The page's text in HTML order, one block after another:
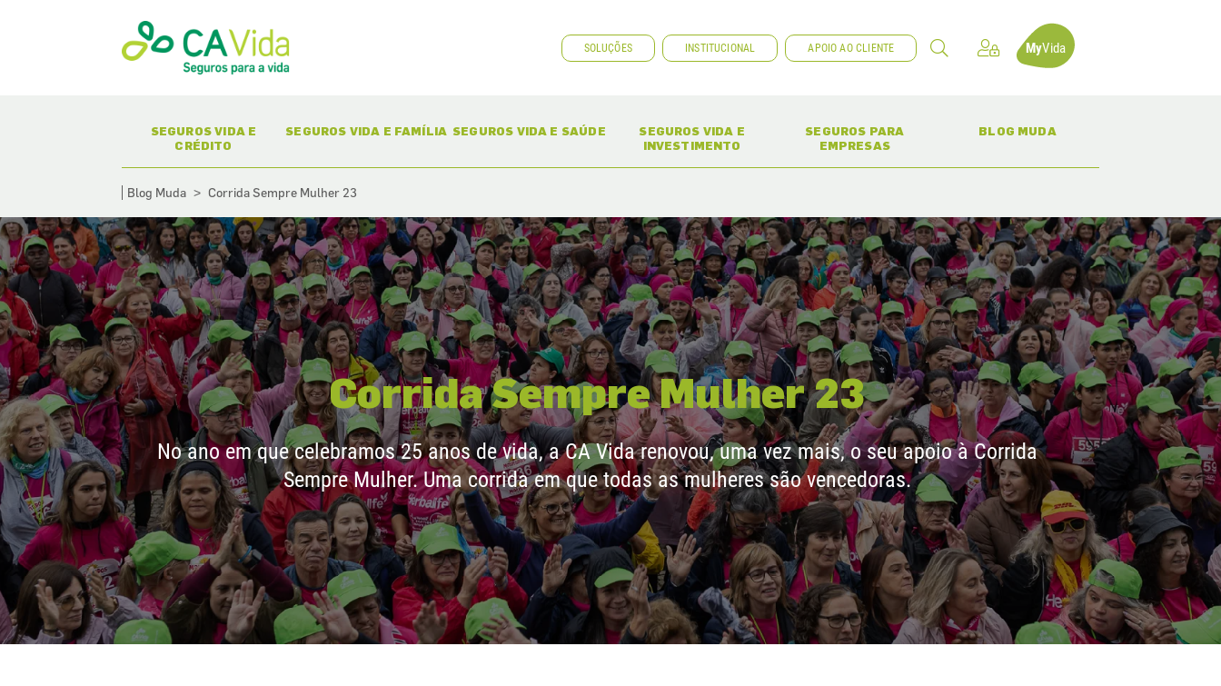
SOLUÇÕES INSTITUCIONAL APOIO AO CLIENTE MyVida
SEGUROS VIDA E
CRÉDITO
(CURRENT) SEGUROS VIDA E FAMÍLIA
(CURRENT) SEGUROS VIDA E SAÚDE
(CURRENT)
SEGUROS VIDA E
INVESTIMENTO
(CURRENT)
SEGUROS PARA
EMPRESAS
(CURRENT) BLOG MUDA
(CURRENT)
Blog Muda > Corrida Sempre Mulher 23
Corrida Sempre Mulher 23
No ano em que celebramos 25 anos de vida, a CA Vida renovou, uma vez mais, o seu apoio à Corrida
Sempre Mulher. Uma corrida em que todas as mulheres são vencedoras.